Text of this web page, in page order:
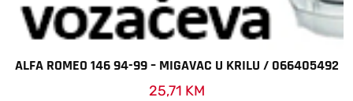
ALFA ROMEO 146 94-99 – MIGAVAC U KRILU / 066405492
25,71 KM